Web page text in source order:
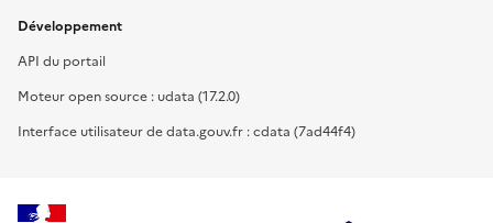
Développement
API du portail
Moteur open source : udata (17.2.0)
Interface utilisateur de data.gouv.fr : cdata (7ad44f4)